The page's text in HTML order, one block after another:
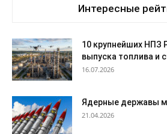
Интересные
10 крупнейших НПЗ
выпуска топлива и
16.07.2026
Ядерные державы
21.04.2026